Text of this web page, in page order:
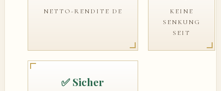
NETTO-RENDITE DE
KEINE
SENKUNG
SEIT
✅ Sicher